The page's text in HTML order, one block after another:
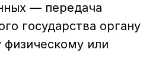
— передача
государства органу
физическому или